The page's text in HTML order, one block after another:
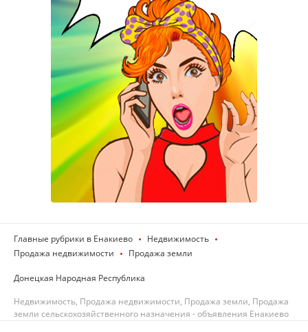
Главные рубрики в Енакиево
Недвижимость
Продажа недвижимости
Продажа земли
Донецкая Народная Республика
Недвижимость, Продажа недвижимости, Продажа земли, Продажа
земли сельскохозяйственного назначения - объявления Енакиево